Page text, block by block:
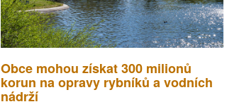
Obce mohou získat 300 milionů
korun na opravy rybníků a vodních
nádrží